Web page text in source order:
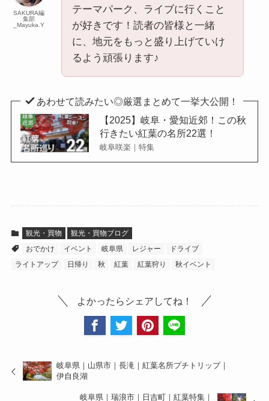
SAKURA編
集部
_Mayuka.Y
テーマパーク、ライブに行くこと
が好きです！読者の皆様と一緒
に、地元をもっと盛り上げていけ
るよう頑張ります♪
あわせて読みたい◎厳選まとめて一挙大公開！
【2025】岐阜・愛知近郊！この秋
行きたい紅葉の名所22選！
岐阜咲楽｜特集
観光・買物
観光・買物ブログ
おでかけ
イベント 岐阜県 レジャー
ドライブ
ライトアップ
日帰り 秋 紅葉 紅葉狩り 秋イベント
よかったらシェアしてね！
岐阜県｜山県市｜長滝｜紅葉名所プチトリップ｜
伊自良湖
岐阜県｜瑞浪市｜日吉町｜紅葉特集｜